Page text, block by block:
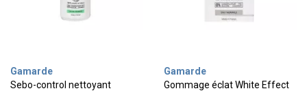
Gamarde
Sebo-control nettoyant
Gamarde
Gommage éclat White Effect